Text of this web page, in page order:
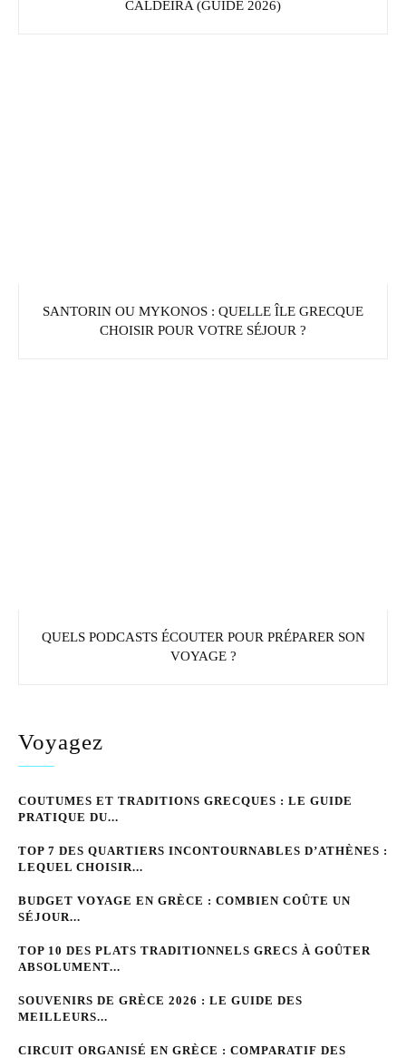
CALDEIRA (GUIDE 2026)
SANTORIN OU MYKONOS : QUELLE ÎLE GRECQUE
CHOISIR POUR VOTRE SÉJOUR ?
QUELS PODCASTS ÉCOUTER POUR PRÉPARER SON
VOYAGE ?
Voyagez
COUTUMES ET TRADITIONS GRECQUES : LE GUIDE
PRATIQUE DU...
TOP 7 DES QUARTIERS INCONTOURNABLES D’ATHÈNES :
LEQUEL CHOISIR...
BUDGET VOYAGE EN GRÈCE : COMBIEN COÛTE UN
SÉJOUR...
TOP 10 DES PLATS TRADITIONNELS GRECS À GOÛTER
ABSOLUMENT...
SOUVENIRS DE GRÈCE 2026 : LE GUIDE DES
MEILLEURS...
CIRCUIT ORGANISÉ EN GRÈCE : COMPARATIF DES